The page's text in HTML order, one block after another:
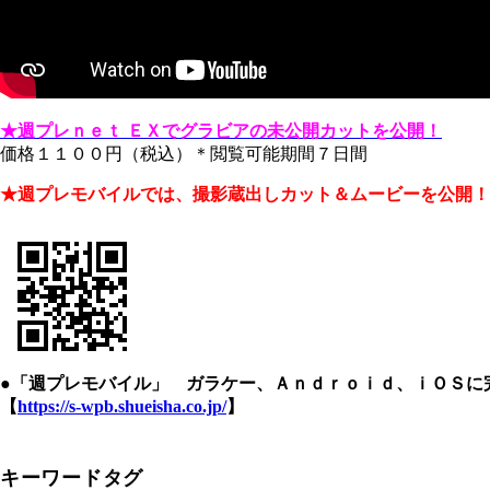
★週プレｎｅｔ ＥＸでグラビアの未公開カットを公開！
価格１１００円（税込）＊閲覧可能期間７日間
★週プレモバイルでは、撮影蔵出しカット＆ムービーを公開！
●「週プレモバイル」 ガラケー、Ａｎｄｒｏｉｄ、ｉＯＳに
【https://s-wpb.shueisha.co.jp/】
キーワードタグ